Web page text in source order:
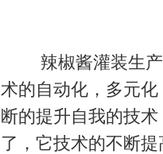
辣椒酱灌装生
术的自动化，多元
断的提升自我的技
了，它技术的不断